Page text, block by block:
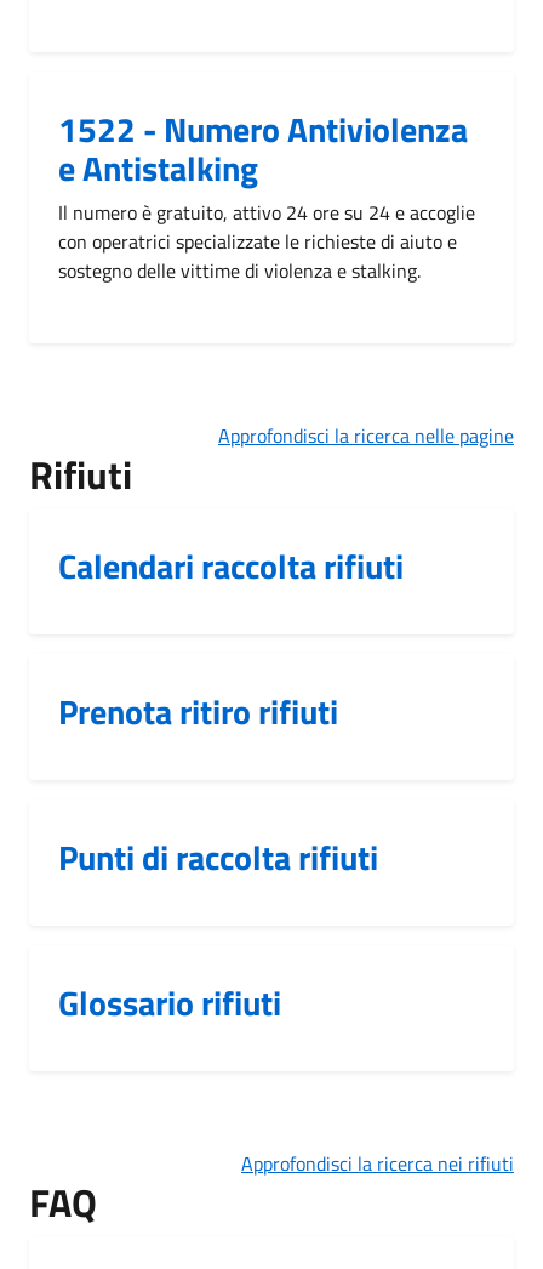
1522 - Numero Antiviolenza
e Antistalking
Il numero è gratuito, attivo 24 ore su 24 e accoglie
con operatrici specializzate le richieste di aiuto e
sostegno delle vittime di violenza e stalking.
Approfondisci la ricerca nelle pagine
Rifiuti
Calendari raccolta rifiuti
Prenota ritiro rifiuti
Punti di raccolta rifiuti
Glossario rifiuti
Approfondisci la ricerca nei rifiuti
FAQ